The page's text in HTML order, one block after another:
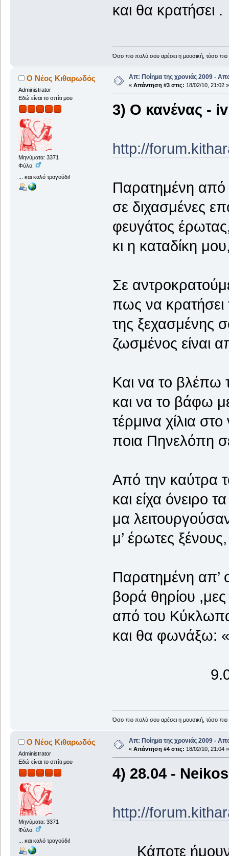
και θα κρατήσει .
Όσο πιο πολύ σου αρέσει η μουσική, τόσο
Ο Νέος Κιθαρωδός
Administrator
Εδώ είναι το σπίτι μου
Μηνύματα: 3371
Φύλο:
... και καλό τραγούδι!
Απ: Ποίημα της χρονιάς 2009 -
« Απάντηση #3 στις: 18/02/10, 21:02 »
3) Ο κανένας -
http://
Παρατημένη από
σε διχασμένες
φευγάτος
κι η καταδίκη
Σε
πως να κρατήσει
της ξεχασμένης
ζωσμένος είναι
Και να το βλέπω
και να το βάφω
τέρμινα χίλια
ποια Πηνελόπη
Από την καύτρα
και είχα όνειρο
μα
μ’ έρωτες
Παρατημένη απ’
βορά θηρίου
από του
και θα φωνάξω:
Όσο πιο πολύ σου αρέσει η μουσική, τόσο
Ο Νέος Κιθαρωδός
Administrator
Εδώ είναι το σπίτι μου
Μηνύματα: 3371
Φύλο:
... και καλό τραγούδι!
Απ: Ποίημα της χρονιάς 2009 -
« Απάντηση #4 στις: 18/02/10, 21:04 »
4) 28.04 - Neikos
http://
Κάποτε ήμουν